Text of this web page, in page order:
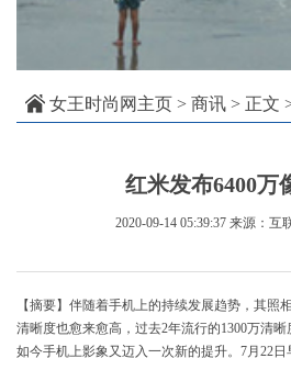
女王时尚网主页 > 商讯 > 正文
红米发布6400万
2020-09-14 05:39:37 来源：互
【摘要】伴随着手机上的持续发展趋势，其照
清晰度也愈来愈高，过去2年流行的1300万清
如今手机上影象又迈入一次新的提升。7月22日